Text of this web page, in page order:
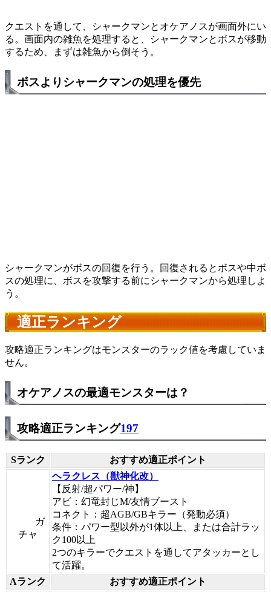
クエストを通して、シャークマンとオケアノスが画面外にい
る。画面内の雑魚を処理すると、シャークマンとボスが移動
するため、まずは雑魚から倒そう。
ボスよりシャークマンの処理を優先
シャークマンがボスの回復を行う。回復されるとボスや中ボ
スの処理に、ボスを攻撃する前にシャークマンから処理しよ
う。
適正ランキング
攻略適正ランキングはモンスターのラック値を考慮していま
せん。
オケアノスの最適モンスターは？
攻略適正ランキング197
Sランク おすすめ適正ポイント
ガ
チャ
ヘラクレス（獣神化改）
【反射/超パワー/神】
アビ：幻竜封じM/友情ブースト
コネクト：超AGB/GBキラー（発動必須）
条件：パワー型以外が1体以上、または合計ラッ
ク100以上
2つのキラーでクエストを通してアタッカーとし
て活躍。
Aランク
おすすめ適正ポイント